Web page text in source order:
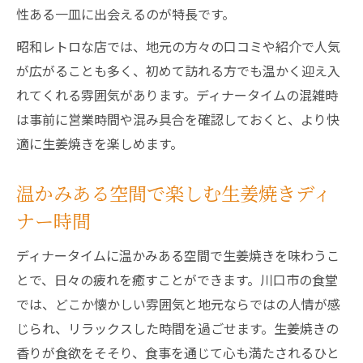
性ある一皿に出会えるのが特長です。
昭和レトロな店では、地元の方々の口コミや紹介で人気
が広がることも多く、初めて訪れる方でも温かく迎え入
れてくれる雰囲気があります。ディナータイムの混雑時
は事前に営業時間や混み具合を確認しておくと、より快
適に生姜焼きを楽しめます。
温かみある空間で楽しむ生姜焼きディ
ナー時間
ディナータイムに温かみある空間で生姜焼きを味わうこ
とで、日々の疲れを癒すことができます。川口市の食堂
では、どこか懐かしい雰囲気と地元ならではの人情が感
じられ、リラックスした時間を過ごせます。生姜焼きの
香りが食欲をそそり、食事を通じて心も満たされるひと